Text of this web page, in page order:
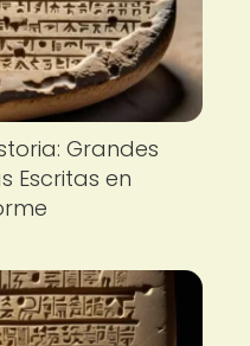
Grandes
Escritas en